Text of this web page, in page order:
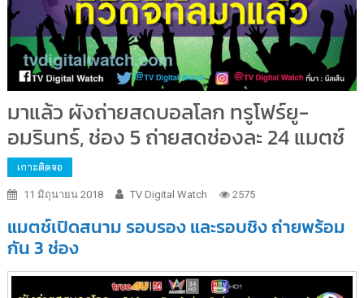
มาแล้ว ผังถ่ายสดบอลโลก ทรูโฟร์ยู-
อมรินทร์, ช่อง 5 ถ่ายสดช่องละ 24 แมตช์
เกาะติดจอ
11 มิถุนายน 2018 TV Digital Watch 2575
แมตช์เปิดสนาม รอบรอง และรอบชิง ถ่ายพร้อม
กัน 3 ช่อง